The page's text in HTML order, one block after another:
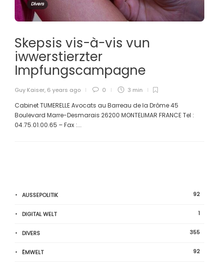
Divers
Skepsis vis-à-vis vun
iwwerstierzter
Impfungscampagne
Guy Kaiser, 6 years ago 0 3 min
Cabinet TUMERELLE Avocats au Barreau de la Drôme 45
Boulevard Marre-Desmarais 26200 MONTELIMAR FRANCE Tel :
04.75.01.00.65 – Fax :...
AUSSEPOLITIK 92
DIGITAL WELT 1
DIVERS 355
ËMWELT 92